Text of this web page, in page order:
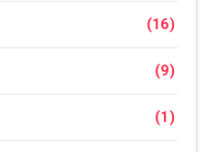
(16)
(9)
(1)